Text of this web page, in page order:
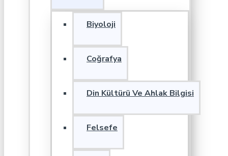
Biyoloji
Coğrafya
Din Kültürü Ve Ahlak Bilgisi
Felsefe